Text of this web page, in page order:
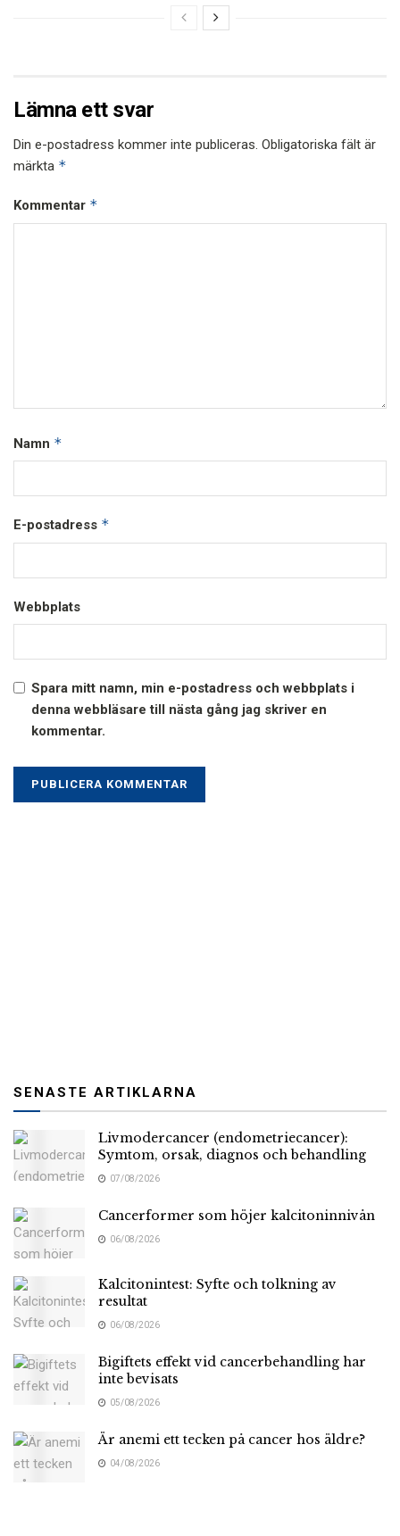
Lämna ett svar
Din e-postadress kommer inte publiceras. Obligatoriska fält är
märkta *
Kommentar *
Namn *
E-postadress *
Webbplats
Spara mitt namn, min e-postadress och webbplats i
denna webbläsare till nästa gång jag skriver en
kommentar.
SENASTE ARTIKLARNA
Livmodercancer (endometriecancer):
Symtom, orsak, diagnos och behandling
07/08/2026
Cancerformer som höjer kalcitoninnivån
06/08/2026
Kalcitonintest: Syfte och tolkning av
resultat
06/08/2026
Bigiftets effekt vid cancerbehandling har
inte bevisats
05/08/2026
Är anemi ett tecken på cancer hos äldre?
04/08/2026